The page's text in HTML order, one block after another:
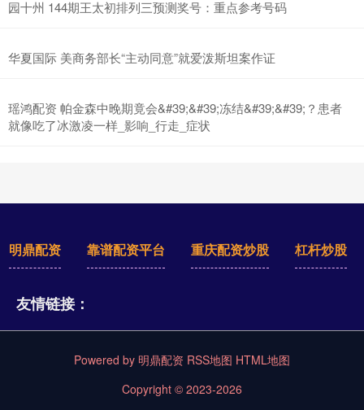
园十州 144期王太初排列三预测奖号：重点参考号码
华夏国际 美商务部长“主动同意”就爱泼斯坦案作证
瑶鸿配资 帕金森中晚期竟会&#39;&#39;冻结&#39;&#39;？患者
就像吃了冰激凌一样_影响_行走_症状
明鼎配资 靠谱配资平台 重庆配资炒股 杠杆炒股
友情链接：
Powered by 明鼎配资 RSS地图 HTML地图
Copyright © 2023-2026